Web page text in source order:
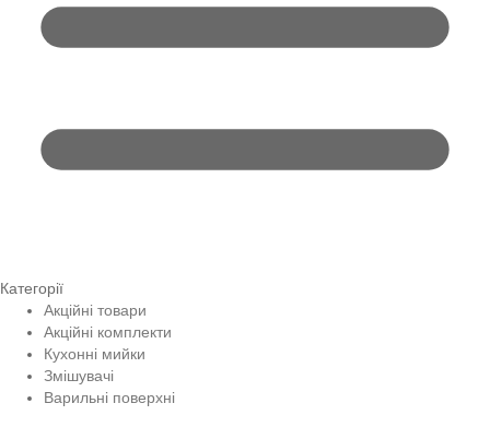
Категорії
Акційні товари
Акційні комплекти
Кухонні мийки
Змішувачі
Варильні поверхні